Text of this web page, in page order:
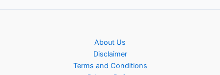
About Us
Disclaimer
Terms and Conditions